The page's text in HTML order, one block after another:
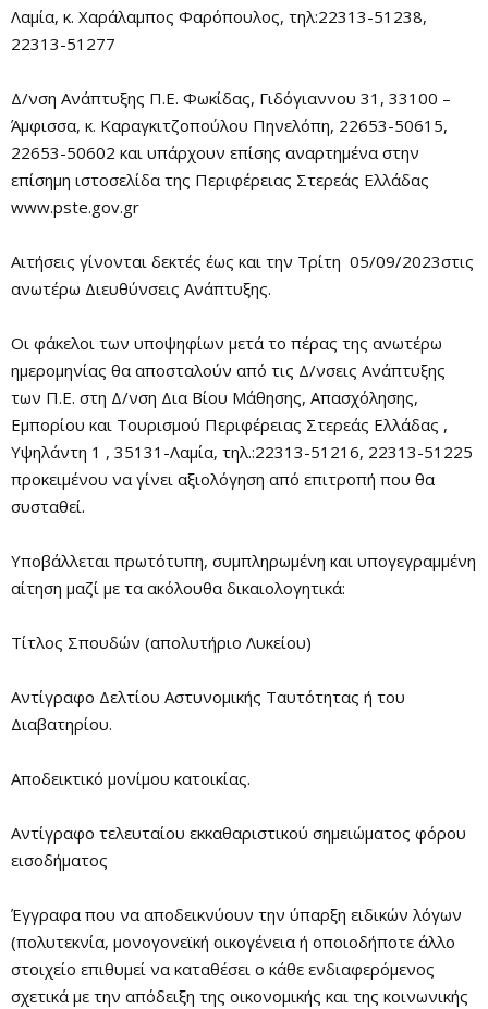
Λαμία, κ. Χαράλαμπος Φαρόπουλος, τηλ:22313-51238,
22313-51277
Δ/νση Ανάπτυξης Π.Ε. Φωκίδας, Γιδόγιαννου 31, 33100 –
Άμφισσα, κ. Καραγκιτζοπούλου Πηνελόπη, 22653-50615,
22653-50602 και υπάρχουν επίσης αναρτημένα στην
επίσημη ιστοσελίδα της Περιφέρειας Στερεάς Ελλάδας
www.pste.gov.gr
Αιτήσεις γίνονται δεκτές έως και την Τρίτη 05/09/2023στις
ανωτέρω Διευθύνσεις Ανάπτυξης.
Οι φάκελοι των υποψηφίων μετά το πέρας της ανωτέρω
ημερομηνίας θα αποσταλούν από τις Δ/νσεις Ανάπτυξης
των Π.Ε. στη Δ/νση Δια Βίου Μάθησης, Απασχόλησης,
Εμπορίου και Τουρισμού Περιφέρειας Στερεάς Ελλάδας ,
Υψηλάντη 1 , 35131-Λαμία, τηλ.:22313-51216, 22313-51225
προκειμένου να γίνει αξιολόγηση από επιτροπή που θα
συσταθεί.
Υποβάλλεται πρωτότυπη, συμπληρωμένη και υπογεγραμμένη
αίτηση μαζί με τα ακόλουθα δικαιολογητικά:
Τίτλος Σπουδών (απολυτήριο Λυκείου)
Aντίγραφο Δελτίου Αστυνομικής Ταυτότητας ή του
Διαβατηρίου.
Αποδεικτικό μονίμου κατοικίας.
Aντίγραφο τελευταίου εκκαθαριστικού σημειώματος φόρου
εισοδήματος
Έγγραφα που να αποδεικνύουν την ύπαρξη ειδικών λόγων
(πολυτεκνία, μονογονεϊκή οικογένεια ή οποιοδήποτε άλλο
στοιχείο επιθυμεί να καταθέσει ο κάθε ενδιαφερόμενος
σχετικά με την απόδειξη της οικονομικής και της κοινωνικής